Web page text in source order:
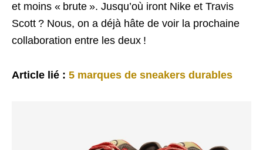
et moins « brute ». Jusqu’où iront Nike et Travis
Scott ? Nous, on a déjà hâte de voir la prochaine
collaboration entre les deux !
Article lié : 5 marques de sneakers durables